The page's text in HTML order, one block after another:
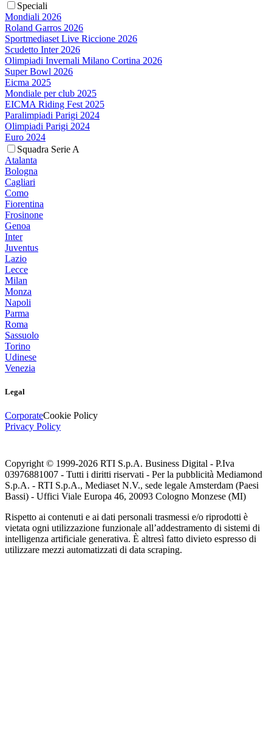
Speciali
Mondiali 2026
Roland Garros 2026
Sportmediaset Live Riccione 2026
Scudetto Inter 2026
Olimpiadi Invernali Milano Cortina 2026
Super Bowl 2026
Eicma 2025
Mondiale per club 2025
EICMA Riding Fest 2025
Paralimpiadi Parigi 2024
Olimpiadi Parigi 2024
Euro 2024
Squadra Serie A
Atalanta
Bologna
Cagliari
Como
Fiorentina
Frosinone
Genoa
Inter
Juventus
Lazio
Lecce
Milan
Monza
Napoli
Parma
Roma
Sassuolo
Torino
Udinese
Venezia
Legal
CorporateCookie Policy
Privacy Policy
Copyright © 1999-2026 RTI S.p.A. Business Digital - P.Iva
03976881007 - Tutti i diritti riservati - Per la pubblicità Mediamond
S.p.A. - RTI S.p.A., Mediaset N.V., sede legale Amsterdam (Paesi
Bassi) - Uffici Viale Europa 46, 20093 Cologno Monzese (MI)
Rispetto ai contenuti e ai dati personali trasmessi e/o riprodotti è
vietata ogni utilizzazione funzionale all’addestramento di sistemi di
intelligenza artificiale generativa. È altresì fatto divieto espresso di
utilizzare mezzi automatizzati di data scraping.